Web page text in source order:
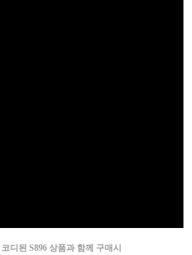
디된 S896 상품과 함께 구매시